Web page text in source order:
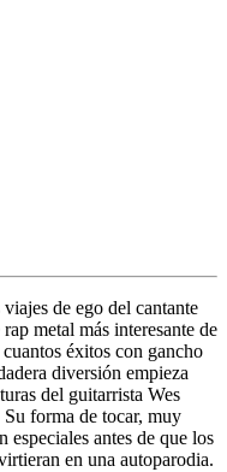
de ego del cantante
metal más interesante de
éxitos con gancho
diversión empieza
del guitarrista Wes
forma de tocar, muy
antes de que los
en una autoparodia.